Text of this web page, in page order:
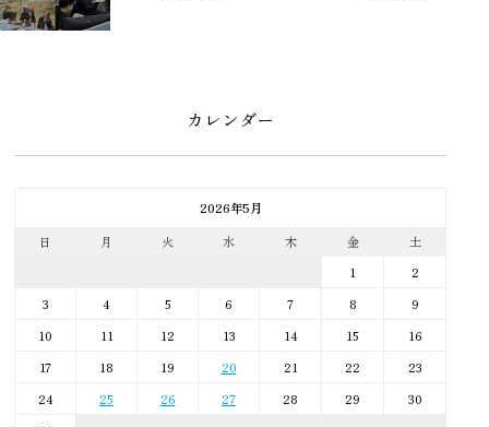
カレンダー
2026年5月
日
月 火 水 木 金 土
1
2
3
4 5 6 7 8
9
10
11 12 13 14 15
16
17
18 19 20 21 22
23
24
25 26 27 28 29
30